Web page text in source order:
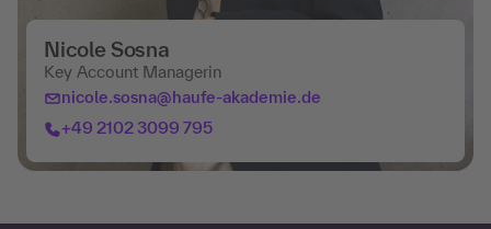
Nicole Sosna
Key Account Managerin
nicole.sosna@haufe-akademie.de
+49 2102 3099 795